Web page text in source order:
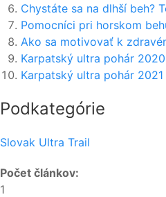
Chystáte sa na dlhší beh?
Pomocníci pri horskom
Ako sa motivovať k
Karpatský ultra pohár
Karpatský ultra pohár 2021
Podkategórie
Slovak Ultra Trail
Počet článkov:
1